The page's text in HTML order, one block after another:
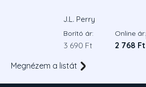
J.L. Perry
Borító ár:
3 690 Ft
Online ár:
2 768 Ft
Megnézem a listát